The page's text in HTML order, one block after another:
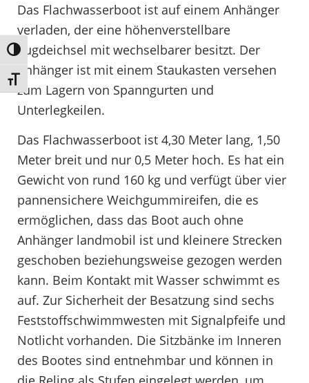
Umschalten auf hohe Kontraste
Schrift vergrößern
Das Flachwasserboot ist auf einem Anhänger
verladen, der eine höhenverstellbare
Zugdeichsel mit wechselbarer besitzt. Der
Anhänger ist mit einem Staukasten versehen
zum Lagern von Spanngurten und
Unterlegkeilen.
Das Flachwasserboot ist 4,30 Meter lang, 1,50
Meter breit und nur 0,5 Meter hoch. Es hat ein
Gewicht von rund 160 kg und verfügt über vier
pannensichere Weichgummireifen, die es
ermöglichen, dass das Boot auch ohne
Anhänger landmobil ist und kleinere Strecken
geschoben beziehungsweise gezogen werden
kann. Beim Kontakt mit Wasser schwimmt es
auf. Zur Sicherheit der Besatzung sind sechs
Feststoffschwimmwesten mit Signalpfeife und
Notlicht vorhanden. Die Sitzbänke im Inneren
des Bootes sind entnehmbar und können in